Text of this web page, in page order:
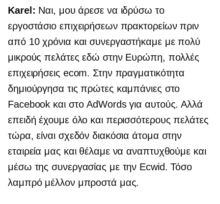
Karel: Ναι, μου άρεσε να ιδρύσω το
εργοστάσιο επιχειρήσεων πρακτορείων πριν
από 10 χρόνια και συνεργαστήκαμε με πολύ
μικρούς πελάτες εδώ στην Ευρώπη, πολλές
επιχειρήσεις ecom. Στην πραγματικότητα
δημιούργησα τις πρώτες καμπάνιες στο
Facebook και στο AdWords για αυτούς. Αλλά
επειδή έχουμε όλο και περισσότερους πελάτες
τώρα, είναι σχεδόν διακόσια άτομα στην
εταιρεία μας και θέλαμε να αναπτυχθούμε και
μέσω της συνεργασίας με την Ecwid. Τόσο
λαμπρό μέλλον μπροστά μας.